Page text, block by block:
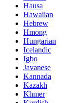
Hausa
Hawaiian
Hebrew
Hmong
Hungarian
Icelandic
Igbo
Javanese
Kannada
Kazakh
Khmer